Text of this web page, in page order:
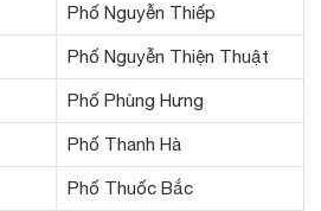
Phố Nguyễn Thiếp
Phố Nguyễn Thiện Thuật
Phố Phùng Hưng
Phố Thanh Hà
Phố Thuốc Bắc